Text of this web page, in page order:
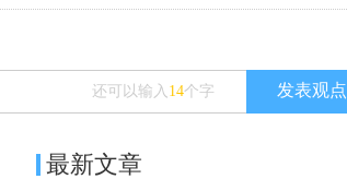
还可以输入 14个字 发表观点
最新文章